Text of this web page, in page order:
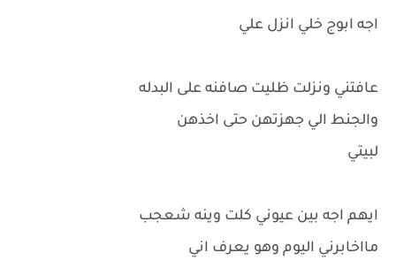
اجه ابوج خلي انزل علي
عافتني ونزلت ظليت صافنه على البدله
والجنط الي جهزتهن حتى اخذهن
لبيتي
ايهم اجه بين عيوني كلت وينه شعجب
مااخابرني اليوم وهو يعرف اني